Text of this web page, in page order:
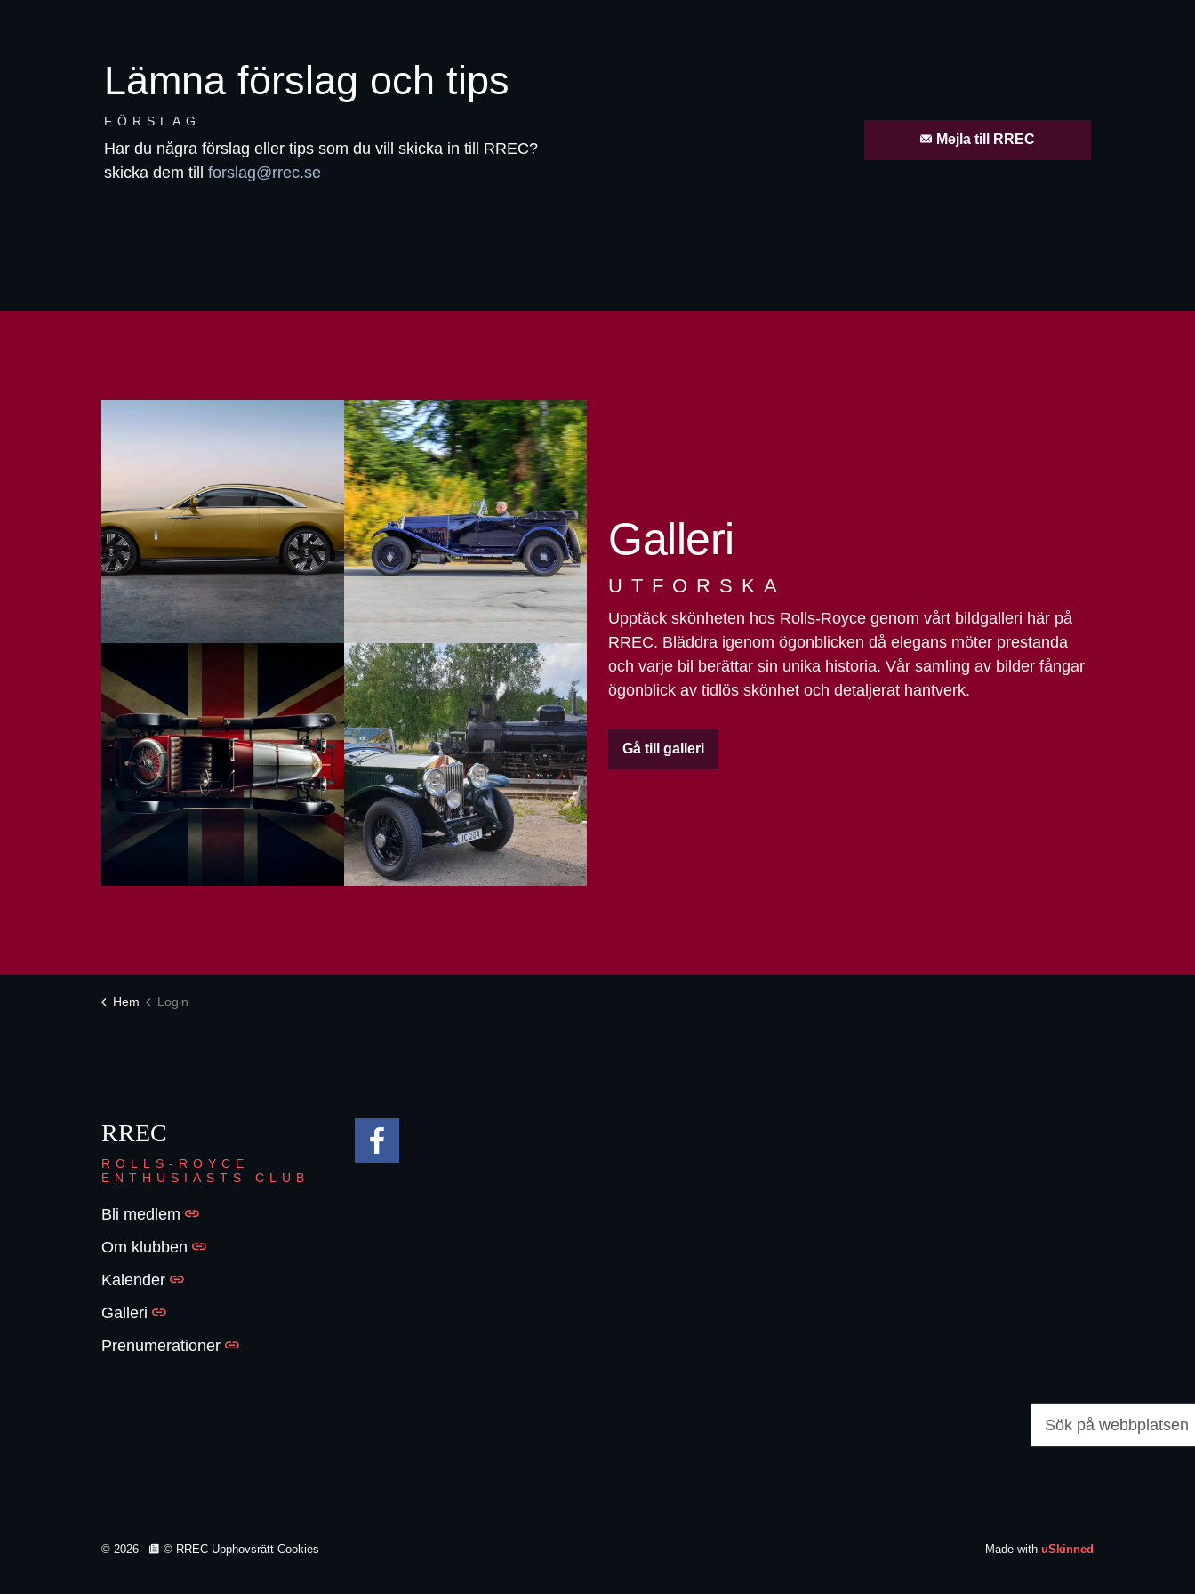
Lämna förslag och tips
FÖRSLAG
Har du några förslag eller tips som du vill skicka in till RREC?
skicka dem till forslag@rrec.se
Mejla till RREC
Galleri
UTFORSKA
Upptäck skönheten hos Rolls-Royce genom vårt bildgalleri här på
RREC. Bläddra igenom ögonblicken då elegans möter prestanda
och varje bil berättar sin unika historia. Vår samling av bilder fångar
ögonblick av tidlös skönhet och detaljerat hantverk.
Gå till galleri
Hem Login
RREC
ROLLS-ROYCE
ENTHUSIASTS CLUB
Bli medlem
Om klubben
Kalender
Galleri
Prenumerationer
© 2026 © RREC Upphovsrätt Cookies Made with uSkinned